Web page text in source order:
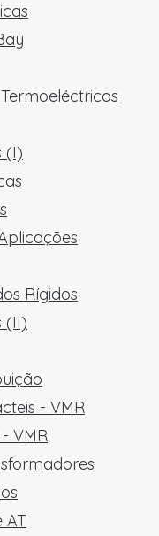
(I)
Rígidos
(II)
- VMR
VMR
AT